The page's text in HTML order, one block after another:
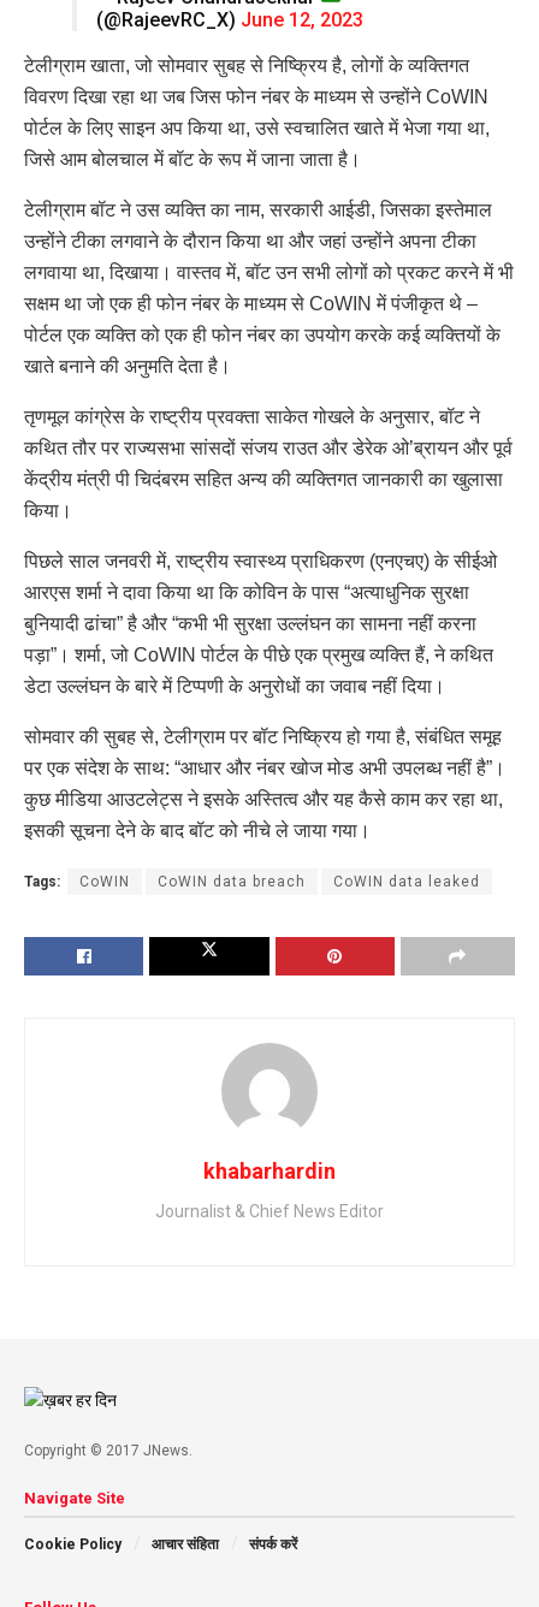
(@RajeevRC_X) June 12, 2023
टेलीग्राम खाता, जो सोमवार सुबह से निष्क्रिय है, लोगों के व्यक्तिगत
विवरण दिखा रहा था जब जिस फोन नंबर के माध्यम से उन्होंने CoWIN
पोर्टल के लिए साइन अप किया था, उसे स्वचालित खाते में भेजा गया था,
जिसे आम बोलचाल में बॉट के रूप में जाना जाता है।
टेलीग्राम बॉट ने उस व्यक्ति का नाम, सरकारी आईडी, जिसका इस्तेमाल
उन्होंने टीका लगवाने के दौरान किया था और जहां उन्होंने अपना टीका
लगवाया था, दिखाया। वास्तव में, बॉट उन सभी लोगों को प्रकट करने में भी
सक्षम था जो एक ही फोन नंबर के माध्यम से CoWIN में पंजीकृत थे –
पोर्टल एक व्यक्ति को एक ही फोन नंबर का उपयोग करके कई व्यक्तियों के
खाते बनाने की अनुमति देता है।
तृणमूल कांग्रेस के राष्ट्रीय प्रवक्ता साकेत गोखले के अनुसार, बॉट ने
कथित तौर पर राज्यसभा सांसदों संजय राउत और डेरेक ओ’ब्रायन और पूर्व
केंद्रीय मंत्री पी चिदंबरम सहित अन्य की व्यक्तिगत जानकारी का खुलासा
किया।
पिछले साल जनवरी में, राष्ट्रीय स्वास्थ्य प्राधिकरण (एनएचए) के सीईओ
आरएस शर्मा ने दावा किया था कि कोविन के पास “अत्याधुनिक सुरक्षा
बुनियादी ढांचा” है और “कभी भी सुरक्षा उल्लंघन का सामना नहीं करना
पड़ा”। शर्मा, जो CoWIN पोर्टल के पीछे एक प्रमुख व्यक्ति हैं, ने कथित
डेटा उल्लंघन के बारे में टिप्पणी के अनुरोधों का जवाब नहीं दिया।
सोमवार की सुबह से, टेलीग्राम पर बॉट निष्क्रिय हो गया है, संबंधित समूह
पर एक संदेश के साथ: “आधार और नंबर खोज मोड अभी उपलब्ध नहीं है”।
कुछ मीडिया आउटलेट्स ने इसके अस्तित्व और यह कैसे काम कर रहा था,
इसकी सूचना देने के बाद बॉट को नीचे ले जाया गया।
Tags: CoWIN CoWIN data breach CoWIN data leaked
khabarhardin
Journalist & Chief News Editor
Copyright © 2017 JNews.
Navigate Site
Cookie Policy आचार संहिता संपर्क करें